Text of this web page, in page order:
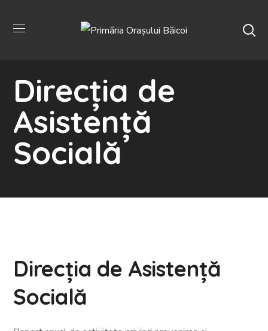
Direcția de
Asistență
Socială
Direcția de Asistență
Socială